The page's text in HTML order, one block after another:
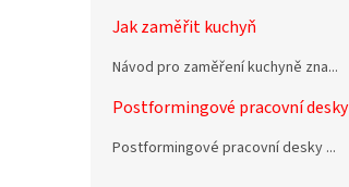
Jak zaměřit kuchyň
Návod pro zaměření kuchyně zna...
Postformingové pracovní desky
Postformingové pracovní desky ...